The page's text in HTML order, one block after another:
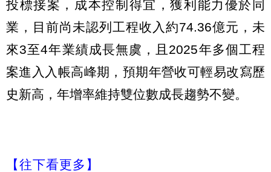
投標接案，成本控制得宜，獲利能力優於同
業，目前尚未認列工程收入約74.36億元，未
來3至4年業績成長無虞，且2025年多個工程
案進入入帳高峰期，預期年營收可輕易改寫歷
史新高，年增率維持雙位數成長趨勢不變。
【往下看更多】